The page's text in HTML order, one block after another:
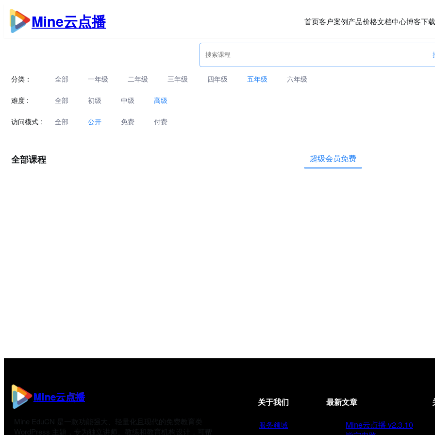
跳
至
内
Mine云点播 首页客户案例产品价格文档中心博客下载
分类： 全部 一年级 二年级 三年级 四年级 五年级 六年级
难度 : 全部 初级 中级 高级
访问模式 : 全部 公开 免费 付费
全部课程 超级会员免费
Mine云点播
Mine EduCN 是一款功能强大、轻量化且现代的免费教育类
WordPress 主题，专为独立讲师、教练和教育机构设计，可帮
关于我们
服务领域
最新文章
Mine云点播 v2.3.10